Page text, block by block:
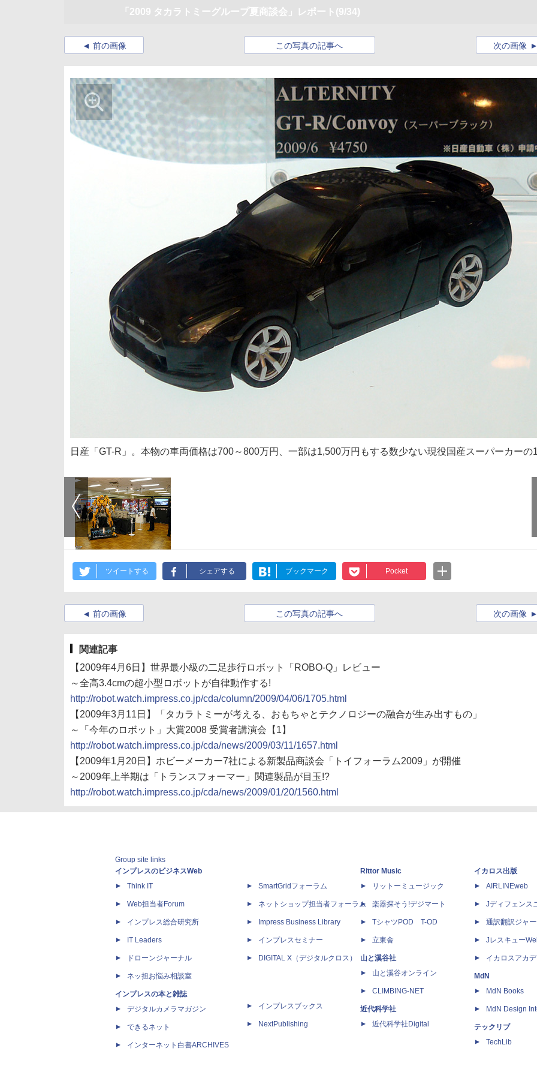
「2009 タカラトミーグループ夏商談会」レポート (9/34)
前の画像 この写真の記事へ 次の画像
日産「GT-R」。本物の車両価格は700～800万円、一部は1,500万円もする数少ない現役国産スーパーカーの
ツイートする シェアする ブックマーク Pocket
前の画像 この写真の記事へ 次の画像
関連記事
【2009年4月6日】世界最小級の二足歩行ロボット「ROBO-Q」レビュー
～全高3.4cmの超小型ロボットが自律動作する!
http://robot.watch.impress.co.jp/cda/column/2009/04/06/1705.html
【2009年3月11日】「タカラトミーが考える、おもちゃとテクノロジーの融合が生み出すもの」
～「今年のロボット」大賞2008 受賞者講演会【1】
http://robot.watch.impress.co.jp/cda/news/2009/03/11/1657.html
【2009年1月20日】ホビーメーカー7社による新製品商談会「トイフォーラム2009」が開催
～2009年上半期は「トランスフォーマー」関連製品が目玉!?
http://robot.watch.impress.co.jp/cda/news/2009/01/20/1560.html
Group site links
インプレスのビジネスWeb
Think IT
Web担当者Forum
インプレス総合研究所
IT Leaders
ドローンジャーナル
ネッ担お悩み相談室
インプレスの本と雑誌
デジタルカメラマガジン
できるネット
インターネット白書ARCHIVES
SmartGridフォーラム
ネットショップ担当者フォーラム
Impress Business Library
インプレスセミナー
DIGITAL X（デジタルクロス）
インプレスブックス
NextPublishing
Rittor Music
リットーミュージック
楽器探そう!デジマート
TシャツPOD T-OD
立東舎
山と溪谷社
山と溪谷オンライン
CLIMBING-NET
近代科学社
近代科学社Digital
イカロス出版
AIRLINEweb
Jディフェンス
通訳翻訳ジャ
Jレスキュー
イカロスアカ
MdN
MdN Books
MdN Design
テックリブ
TechLib